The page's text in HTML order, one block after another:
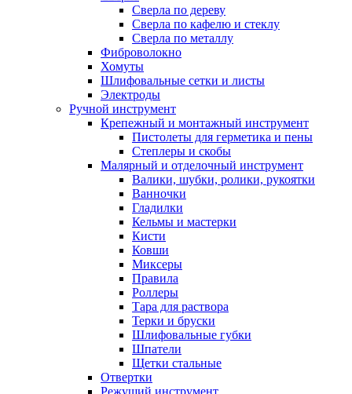
Сверла по дереву
Сверла по кафелю и стеклу
Сверла по металлу
Фиброволокно
Хомуты
Шлифовальные сетки и листы
Электроды
Ручной инструмент
Крепежный и монтажный инструмент
Пистолеты для герметика и пены
Степлеры и скобы
Малярный и отделочный инструмент
Валики, шубки, ролики, рукоятки
Ванночки
Гладилки
Кельмы и мастерки
Кисти
Ковши
Миксеры
Правила
Роллеры
Тара для раствора
Терки и бруски
Шлифовальные губки
Шпатели
Щетки стальные
Отвертки
Режущий инструмент